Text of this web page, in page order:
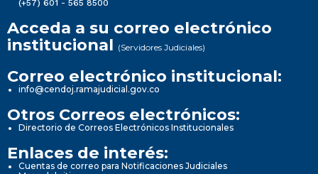
(+57) 601 - 565 8500
Acceda a su correo electrónico
institucional (Servidores Judiciales)
Correo electrónico institucional:
info@cendoj.ramajudicial.gov.co
Otros Correos electrónicos:
Directorio de Correos Electrónicos Institucionales
Enlaces de interés:
Cuentas de correo para Notificaciones Judiciales